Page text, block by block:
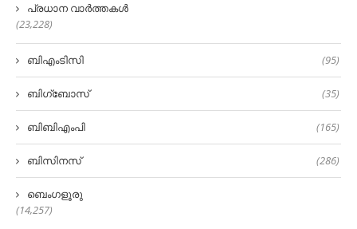
പ്രധാന വാർത്തകൾ
(23,228)
ബിഎംടിസി (95)
ബിഗ്‌ബോസ് (35)
ബിബിഎംപി (165)
ബിസിനസ് (286)
ബെംഗളൂരു
(14,257)